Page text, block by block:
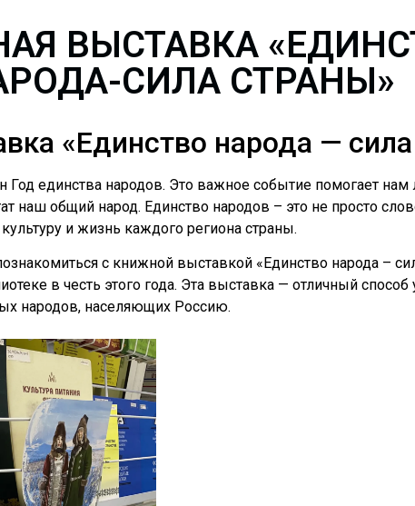
ВЫСТАВКА
СИЛА СТРАНЫ»
«Единство народа —
Год единства народов. Это важное событие помогает нам
наш общий народ. Единство народов – это не просто
и жизнь каждого региона страны.
с книжной выставкой «Единство народа –
в честь этого года. Эта выставка — отличный
народов, населяющих Россию.